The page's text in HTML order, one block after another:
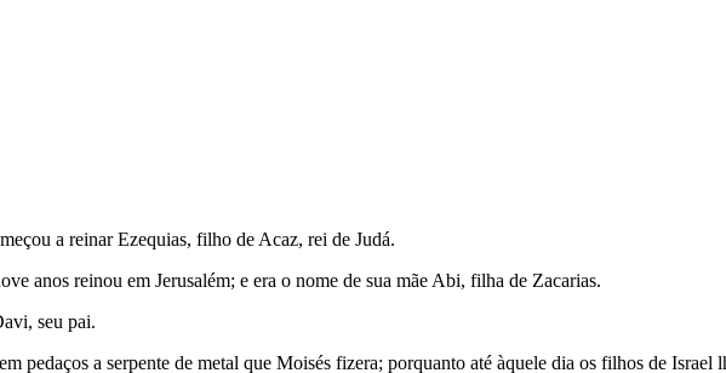
a reinar Ezequias, filho de Acaz, rei de Judá.
anos reinou em Jerusalém; e era o nome de sua mãe Abi, filha de Zacarias.
seu pai.
pedaços a serpente de metal que Moisés fizera; porquanto até àquele dia os filhos de Israel